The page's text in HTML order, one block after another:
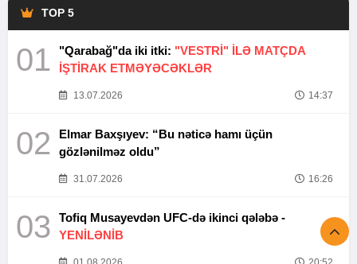
TOP 5
01 "Qarabağ"da iki itki: "VESTRİ" İLƏ MATÇDA
İŞTİRAK ETMƏYƏCƏKLƏR
13.07.2026 14:37
02
Elmar Baxşıyev: “Bu nəticə hamı üçün
gözlənilməz oldu”
31.07.2026 16:26
03
Tofiq Musayevdən UFC-də ikinci qələbə -
YENİLƏNİB